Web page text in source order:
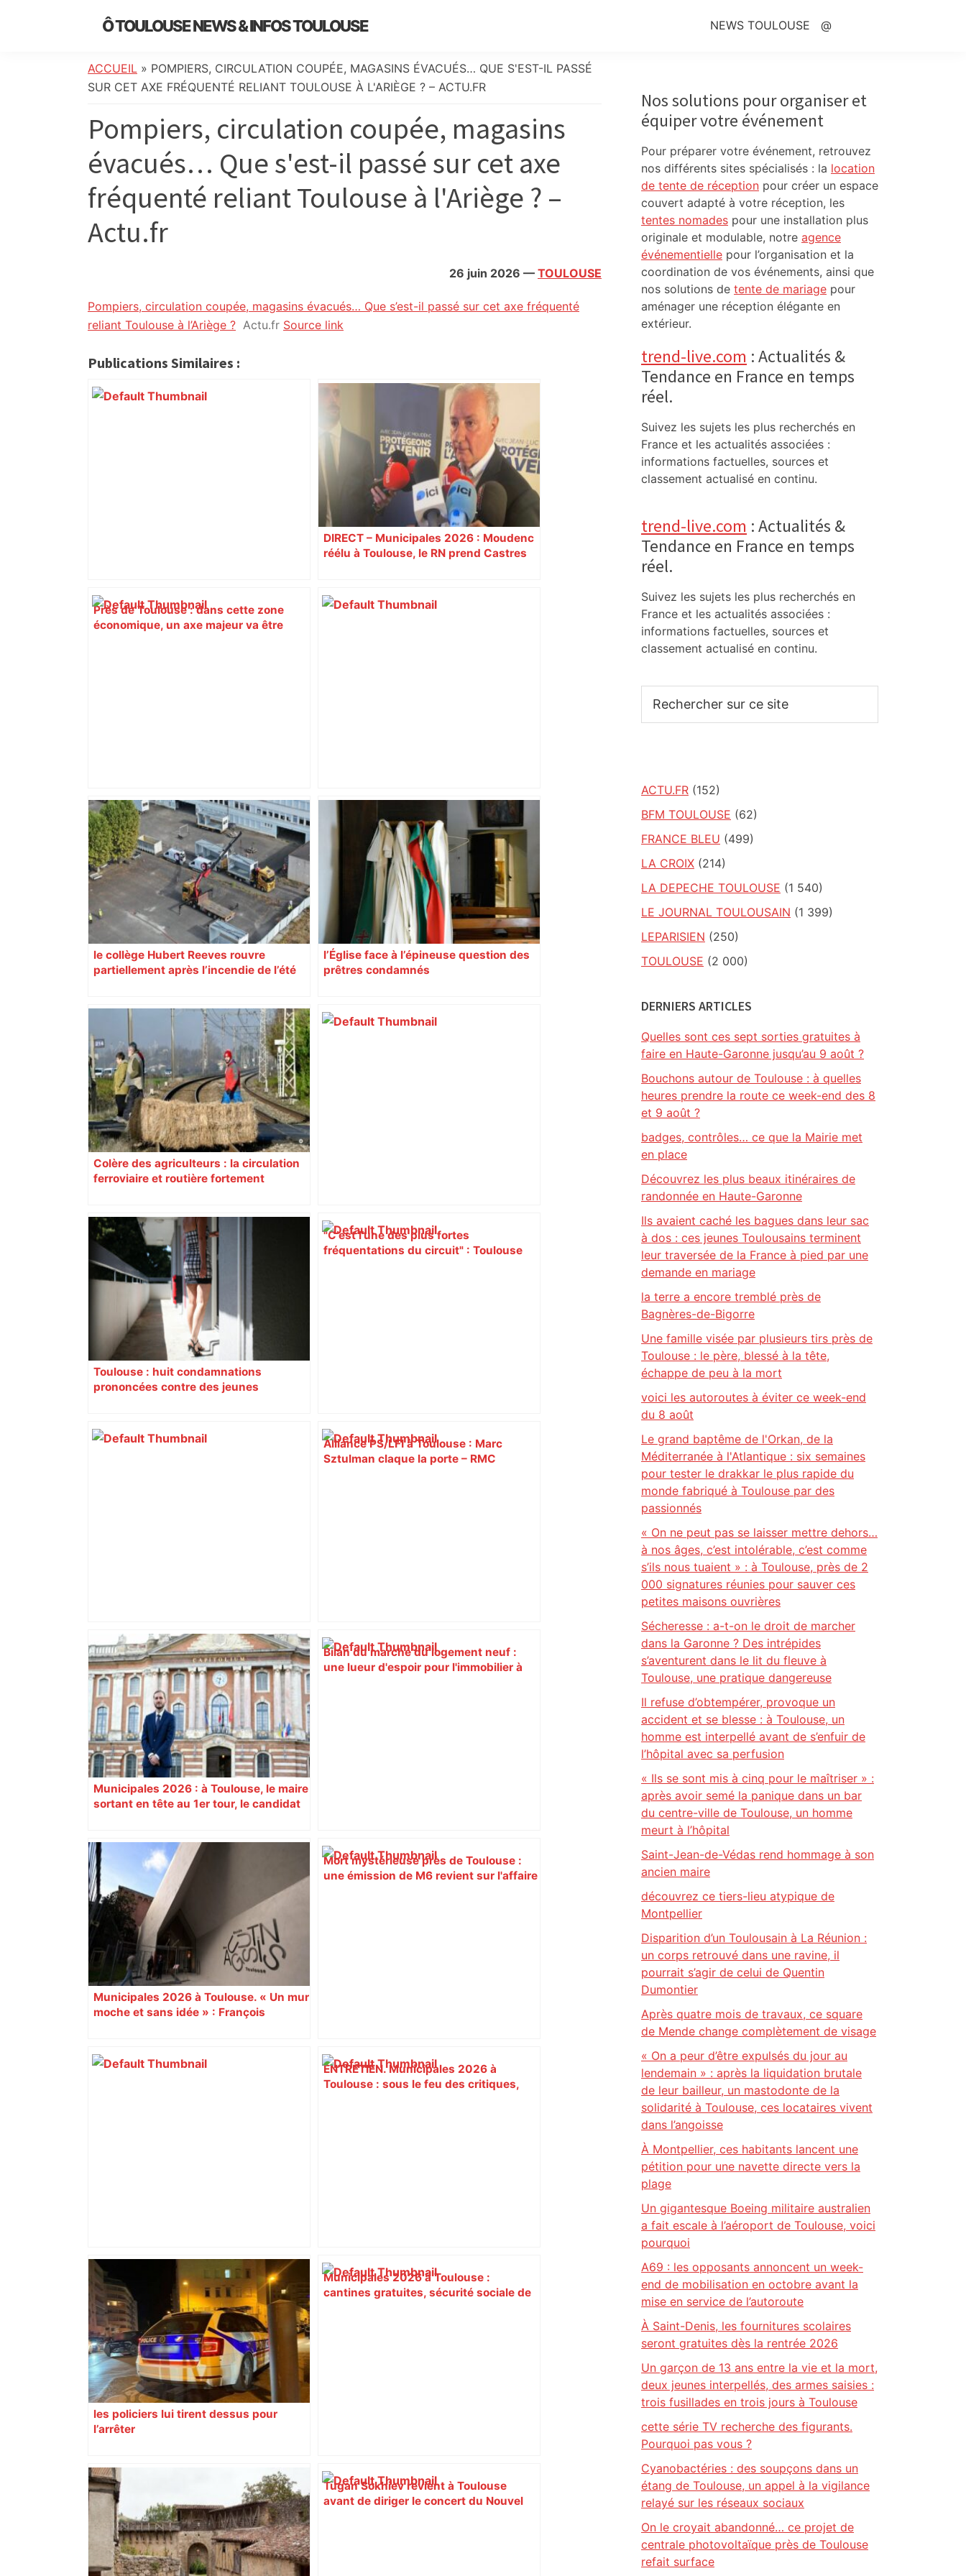
Ô TOULOUSE NEWS & INFOS TOULOUSE
de
l’actualité
info
locale,
société,
culture,
politique,
météo,
initiatives
citoyennes
NEWS TOULOUSE @
ACCUEIL » POMPIERS, CIRCULATION COUPÉE, MAGASINS ÉVACUÉS… QUE S'EST-IL PASSÉ
SUR CET AXE FRÉQUENTÉ RELIANT TOULOUSE À L'ARIÈGE ? – ACTU.FR
Pompiers, circulation coupée, magasins
évacués… Que s'est-il passé sur cet axe
fréquenté reliant Toulouse à l'Ariège ? –
Actu.fr
26 juin 2026 — TOULOUSE
Pompiers, circulation coupée, magasins évacués… Que s’est-il passé sur cet axe fréquenté
reliant Toulouse à l’Ariège ? Actu.fr Source link
Publications Similaires :
Près de Toulouse : dans cette zone
économique, un axe majeur va être
DIRECT – Municipales 2026 : Moudenc
réélu à Toulouse, le RN prend Castres
« Rien d'inquiétant » pour Guillaume
Restes, le gardien de Toulouse, après
sa sortie à Metz – L'Équipe
Après la fusion avec la liste PS
Toulouse, le candidat LFI salue "une
dynamique qui nous oblige à la
responsabilité" – Franceinfo
le collège Hubert Reeves rouvre
partiellement après l’incendie de l’été
l’Église face à l’épineuse question des
prêtres condamnés
Colère des agriculteurs : la circulation
ferroviaire et routière fortement
"C’est l’une des plus fortes
fréquentations du circuit" : Toulouse
Toulouse : huit condamnations
prononcées contre des jeunes
Alliance PS/LFI à Toulouse : Marc
Sztulman claque la porte – RMC
"C'est la reprise des bouchons et c'est
horrible", plus de 17 km de
ralentissements autour de Toulouse ce
jeudi matin, on vous donne les
secteurs à éviter – ladepeche.fr
Bilan du marché du logement neuf :
une lueur d'espoir pour l'immobilier à
Municipales 2026 : à Toulouse, le maire
sortant en tête au 1er tour, le candidat
Mort mystérieuse près de Toulouse :
une émission de M6 revient sur l'affaire
Municipales 2026 à Toulouse. « Un mur
moche et sans idée » : François
Augustins
ENTRETIEN. Municipales 2026 à
Toulouse : sous le feu des critiques,
Corrida : à Toulouse, l’association One
Voice dénonce "la torture des animaux
devant les enfants" et appelle à
manifester – ladepeche.fr
Municipales 2026 à Toulouse :
cantines gratuites, sécurité sociale de
les policiers lui tirent dessus pour
l’arrêter
Tugan Sokhiev revient à Toulouse
avant de diriger le concert du Nouvel
Sidebar
Nos solutions pour organiser et
équiper votre événement
Pour préparer votre événement, retrouvez
nos différents sites spécialisés : la location
de tente de réception pour créer un espace
couvert adapté à votre réception, les
tentes nomades pour une installation plus
originale et modulable, notre agence
événementielle pour l’organisation et la
coordination de vos événements, ainsi que
nos solutions de tente de mariage pour
aménager une réception élégante en
extérieur.
trend-live.com : Actualités &
Tendance en France en temps
réel.
Suivez les sujets les plus recherchés en
France et les actualités associées :
informations factuelles, sources et
classement actualisé en continu.
trend-live.com : Actualités &
Tendance en France en temps
réel.
Suivez les sujets les plus recherchés en
France et les actualités associées :
informations factuelles, sources et
classement actualisé en continu.
sur
ACTU.FR (152)
BFM TOULOUSE (62)
FRANCE BLEU (499)
LA CROIX (214)
LA DEPECHE TOULOUSE (1 540)
LE JOURNAL TOULOUSAIN (1 399)
LEPARISIEN (250)
TOULOUSE (2 000)
DERNIERS ARTICLES
Quelles sont ces sept sorties gratuites à
faire en Haute-Garonne jusqu’au 9 août ?
Bouchons autour de Toulouse : à quelles
heures prendre la route ce week-end des 8
et 9 août ?
badges, contrôles… ce que la Mairie met
en place
Découvrez les plus beaux itinéraires de
randonnée en Haute-Garonne
Ils avaient caché les bagues dans leur sac
à dos : ces jeunes Toulousains terminent
leur traversée de la France à pied par une
demande en mariage
la terre a encore tremblé près de
Bagnères-de-Bigorre
Une famille visée par plusieurs tirs près de
Toulouse : le père, blessé à la tête,
échappe de peu à la mort
voici les autoroutes à éviter ce week-end
du 8 août
Le grand baptême de l'Orkan, de la
Méditerranée à l'Atlantique : six semaines
pour tester le drakkar le plus rapide du
monde fabriqué à Toulouse par des
passionnés
« On ne peut pas se laisser mettre dehors…
à nos âges, c’est intolérable, c’est comme
s’ils nous tuaient » : à Toulouse, près de 2
000 signatures réunies pour sauver ces
petites maisons ouvrières
Sécheresse : a-t-on le droit de marcher
dans la Garonne ? Des intrépides
s’aventurent dans le lit du fleuve à
Toulouse, une pratique dangereuse
Il refuse d’obtempérer, provoque un
accident et se blesse : à Toulouse, un
homme est interpellé avant de s’enfuir de
l’hôpital avec sa perfusion
« Ils se sont mis à cinq pour le maîtriser » :
après avoir semé la panique dans un bar
du centre-ville de Toulouse, un homme
meurt à l’hôpital
Saint-Jean-de-Védas rend hommage à son
ancien maire
découvrez ce tiers-lieu atypique de
Montpellier
Disparition d’un Toulousain à La Réunion :
un corps retrouvé dans une ravine, il
pourrait s’agir de celui de Quentin
Dumontier
Après quatre mois de travaux, ce square
de Mende change complètement de visage
« On a peur d’être expulsés du jour au
lendemain » : après la liquidation brutale
de leur bailleur, un mastodonte de la
solidarité à Toulouse, ces locataires vivent
dans l’angoisse
À Montpellier, ces habitants lancent une
pétition pour une navette directe vers la
plage
Un gigantesque Boeing militaire australien
a fait escale à l’aéroport de Toulouse, voici
pourquoi
A69 : les opposants annoncent un week-
end de mobilisation en octobre avant la
mise en service de l’autoroute
À Saint-Denis, les fournitures scolaires
seront gratuites dès la rentrée 2026
Un garçon de 13 ans entre la vie et la mort,
deux jeunes interpellés, des armes saisies :
trois fusillades en trois jours à Toulouse
cette série TV recherche des figurants.
Pourquoi pas vous ?
Cyanobactéries : des soupçons dans un
étang de Toulouse, un appel à la vigilance
relayé sur les réseaux sociaux
On le croyait abandonné… ce projet de
centrale photovoltaïque près de Toulouse
refait surface